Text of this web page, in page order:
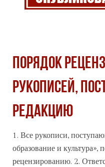
Порядок
рукописей,
редакцию
1. Все рукописи,
образование и культура»,
рецензированию. 2.